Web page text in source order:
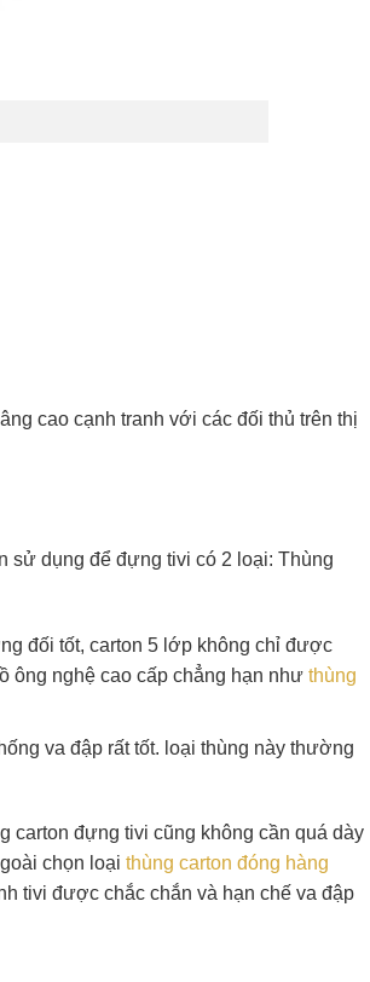
cao cạnh tranh với các đối thủ trên thị
dụng để đựng tivi có 2 loại: Thùng
đối tốt, carton 5 lớp không chỉ được
ông nghệ cao cấp chẳng hạn như thùng
va đập rất tốt. loại thùng này thường
carton đựng tivi cũng không cần quá dày
chọn loại thùng carton đóng hàng
tivi được chắc chắn và hạn chế va đập